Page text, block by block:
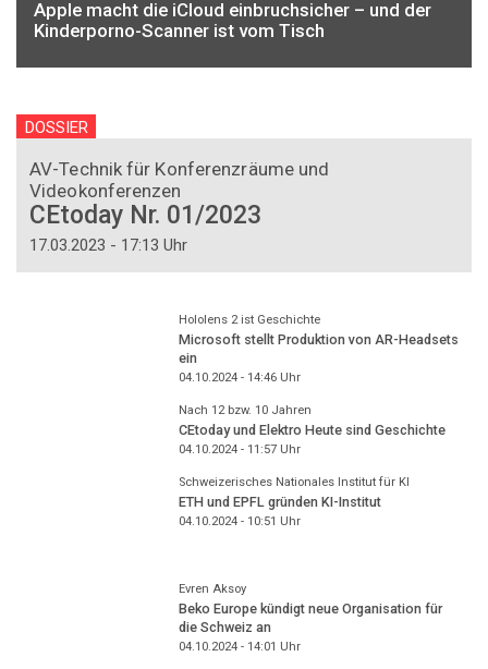
Apple macht die iCloud einbruchsicher – und der
Kinderporno-Scanner ist vom Tisch
DOSSIER
AV-Technik für Konferenzräume und
Videokonferenzen
CEtoday Nr. 01/2023
17.03.2023 - 17:13 Uhr
Hololens 2 ist Geschichte
Microsoft stellt Produktion von AR-Headsets
ein
04.10.2024 - 14:46Uhr
Nach 12 bzw. 10 Jahren
CEtoday und Elektro Heute sind Geschichte
04.10.2024 - 11:57Uhr
Schweizerisches Nationales Institut für KI
ETH und EPFL gründen KI-Institut
04.10.2024 - 10:51 Uhr
Evren Aksoy
Beko Europe kündigt neue Organisation für
die Schweiz an
04.10.2024 - 14:01 Uhr